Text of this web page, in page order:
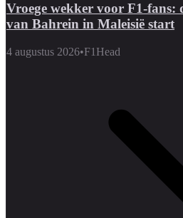
Vroege wekker voor F1-fans:
van Bahrein in Maleisië start
4 augustus 2026•F1Head